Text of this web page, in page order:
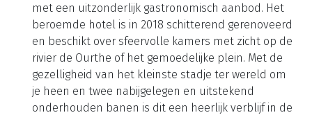
met een uitzonderlijk gastronomisch aanbod. Het
beroemde hotel is in 2018 schitterend gerenoveerd
en beschikt over sfeervolle kamers met zicht op de
rivier de Ourthe of het gemoedelijke plein. Met de
gezelligheid van het kleinste stadje ter wereld om
je heen en twee nabijgelegen en uitstekend
onderhouden banen is dit een heerlijk verblijf in de